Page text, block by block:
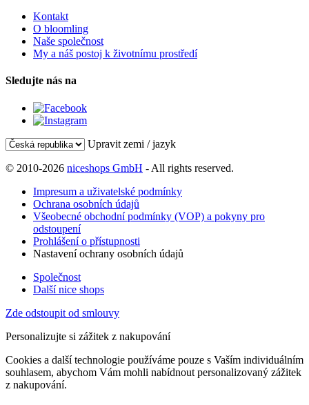
Kontakt
O bloomling
Naše společnost
My a náš postoj k životnímu prostředí
Sledujte nás na
Upravit zemi / jazyk
© 2010-2026 niceshops GmbH - All rights reserved.
Impresum a uživatelské podmínky
Ochrana osobních údajů
Všeobecné obchodní podmínky (VOP) a pokyny pro
odstoupení
Prohlášení o přístupnosti
Nastavení ochrany osobních údajů
Společnost
Další nice shops
Zde odstoupit od smlouvy
Personalizujte si zážitek z nakupování
Cookies a další technologie používáme pouze s Vaším individuálním
souhlasem, abychom Vám mohli nabídnout personalizovaný zážitek
z nakupování.